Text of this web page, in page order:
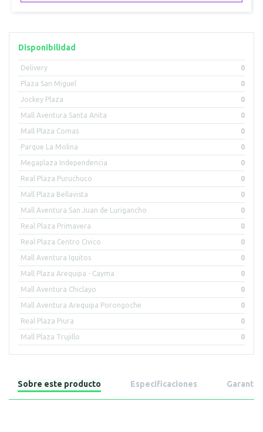
Disponibilidad
Delivery 0
Plaza San Miguel 0
Jockey Plaza 0
Mall Aventura Santa Anita 0
Mall Plaza Comas 0
Parque La Molina 0
Megaplaza Independencia 0
Real Plaza Puruchuco 0
Mall Plaza Bellavista 0
Mall Aventura San Juan de Lurigancho 0
Real Plaza Primavera 0
Real Plaza Centro Civico 0
Mall Aventura Iquitos 0
Mall Plaza Arequipa - Cayma 0
Mall Aventura Chiclayo 0
Mall Aventura Arequipa Porongoche 0
Real Plaza Piura 0
Mall Plaza Trujillo 0
Sobre este producto Especificaciones Garantía